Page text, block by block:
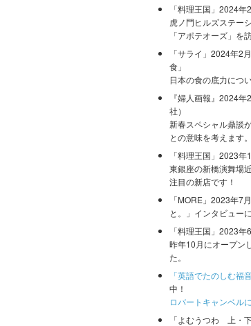
「料理王国」2024
虎ノ門ヒルズステー
「アポテオーズ」を
「サライ」2024年2
食」
日本の食の底力につ
『婦人画報』2024
社）
新春スペシャル鼎談
との意味を考えます。
「料理王国」2023
東銀座の新橋演舞場
注目の新店です！
「MORE」2023年7
と。」インタビュー
「料理王国」2023
昨年10月にオープン
た。
「英語でたのしむ福
中！
ロバートキャンベル
「よむうつわ 上・